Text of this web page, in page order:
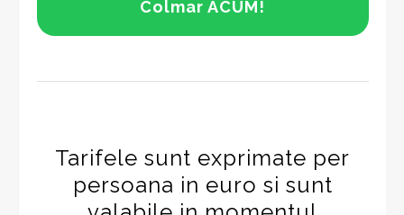
Colmar ACUM!
Tarifele sunt exprimate per
persoana in euro si sunt